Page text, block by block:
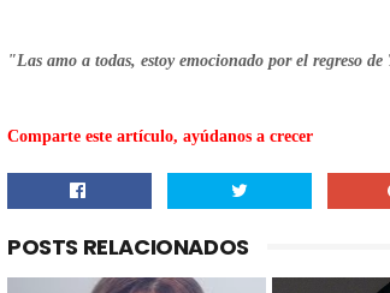
"Las amo a todas, estoy emocionado por el regreso
Comparte este artículo, ayúdanos a crecer
POSTS RELACIONADOS